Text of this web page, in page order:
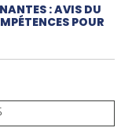
: AVIS DU
POUR